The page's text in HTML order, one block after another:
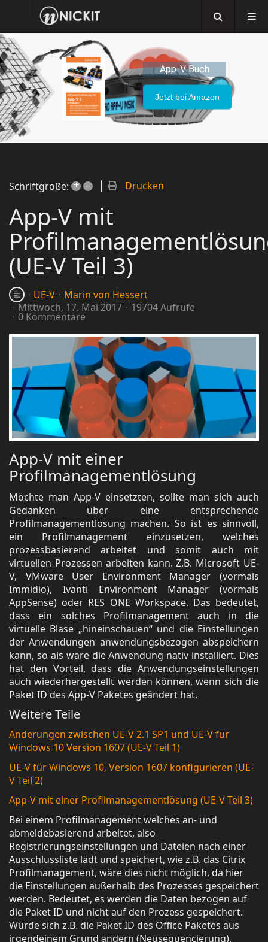
App-V Buch
Jetzt bei Amazon
Schriftgröße: + – Drucken
App-V mit
(UE-V Teil 3)
UE-V
Marin von Hessert
Mittwoch, 17. Mai 2017
19704 Aufrufe
0 Kommentare
App-V mit einer
Profilmanagementlösung
Möchte man App-V einsetzten, sollte man sich auch
Gedanken über eine entsprechende
Profilmanagementlösung machen. So ist es sinnvoll,
ein Profilmanagement einzusetzen, welches
prozessbasierend arbeitet und somit auch mit
virtuellen Prozessen arbeiten kann. Z.B. Microsoft UE-
V, VMware User Environment Manager (vormals
Immidio), Ivanti Environment Manager (vormals
AppSense) oder RES ONE Workspace. Das bedeutet,
dass ein solches Profilmanagement auch in die
virtuelle Blase „hineinschauen“ und die Einstellungen
der Anwendungen anwendungsbezogen abspeichern
kann, so als wäre die Anwendung nativ installiert. Dies
hat den Vorteil, dass die Anwendungseinstellungen
auch wiederhergestellt werden können, wenn sich die
Paket ID des App-V Paketes geändert hat.
Weitere Teile
Änderungen zwischen UE-V 2.1 SP1 und UE-V für
Windows 10 Version 1607 (UE-V Teil 1)
UE-V für Windows 10, Version 1607 konfigurieren (UE-
V Teil 2)
App-V mit einer Profilmanagementlösung (UE-V Teil 3)
Bei einem Profilmanagement welches an- und
abmeldebasierend arbeitet, also
Registrierungseinstellungen und Dateien nach einer
Ausschlussliste lädt und speichert, wie z.B. das Citrix
Profilmanagement, wäre dies nicht möglich, da hier
die Einstellungen außerhalb des Prozesses gespeichert
werden. Bedeutet, es werden die Daten bezogen auf
die Paket ID und nicht auf den Prozess gespeichert.
Würde sich z.B. die Paket ID des Office Paketes aus
irgendeinem Grund ändern (Neusequencierung),